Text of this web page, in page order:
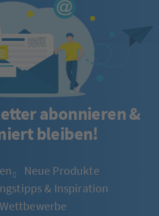
abonnieren &
bleiben!
Neue Produkte
& Inspiration
Wettbewerbe